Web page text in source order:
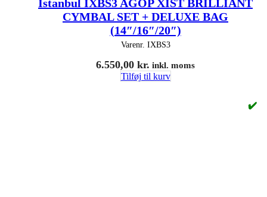
Istanbul IXBS3 AGOP XIST BRILLIANT
CYMBAL SET + DELUXE BAG
(14″/16″/20″)
Varenr. IXBS3
6.550,00 kr. inkl. moms
Tilføj til kurv
✔️